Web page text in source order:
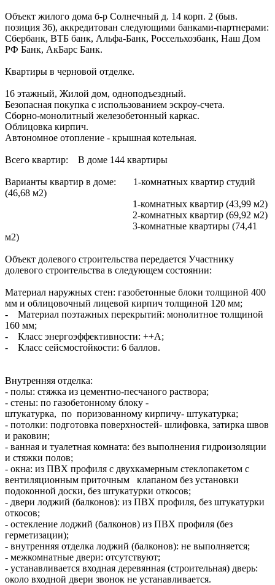
Объект жилого дома б-р Солнечный д. 14 корп. 2 (быв.
позиция 36), аккредитован следующими банками-партнерами:
Сбербанк, ВТБ банк, Альфа-Банк, Россельхозбанк, Наш Дом
РФ Банк, АкБарс Банк.
Квартиры в черновой отделке.
16 этажный, Жилой дом, одноподъездный.
Безопасная покупка с использованием эскроу-счета.
Сборно-монолитный железобетонный каркас.
Облицовка кирпич.
Автономное отопление - крышная котельная.
Всего квартир: В доме 144 квартиры
Варианты квартир в доме: 1-комнатных квартир студий
(46,68 м2)
1-комнатных квартир (43,99 м2)
2-комнатных квартир (69,92 м2)
3-комнатные квартиры (74,41
м2)
Объект долевого строительства передается Участнику
долевого строительства в следующем состоянии:
Материал наружных стен: газобетонные блоки толщиной 400
мм и облицовочный лицевой кирпич толщиной 120 мм;
- Материал поэтажных перекрытий: монолитное толщиной
160 мм;
- Класс энергоэффективности: ++А;
- Класс сейсмостойкости: 6 баллов.
Внутренняя отделка:
- полы: стяжка из цементно-песчаного раствора;
- стены: по газобетонному блоку -
штукатурка, по поризованному кирпичу- штукатурка;
- потолки: подготовка поверхностей- шлифовка, затирка швов
и раковин;
- ванная и туалетная комната: без выполнения гидроизоляции
и стяжки полов;
- окна: из ПВХ профиля с двухкамерным стеклопакетом с
вентиляционным приточным клапаном без установки
подоконной доски, без штукатурки откосов;
- двери лоджий (балконов): из ПВХ профиля, без штукатурки
откосов;
- остекление лоджий (балконов) из ПВХ профиля (без
герметизации);
- внутренняя отделка лоджий (балконов): не выполняется;
- межкомнатные двери: отсутствуют;
- устанавливается входная деревянная (строительная) дверь:
около входной двери звонок не устанавливается.